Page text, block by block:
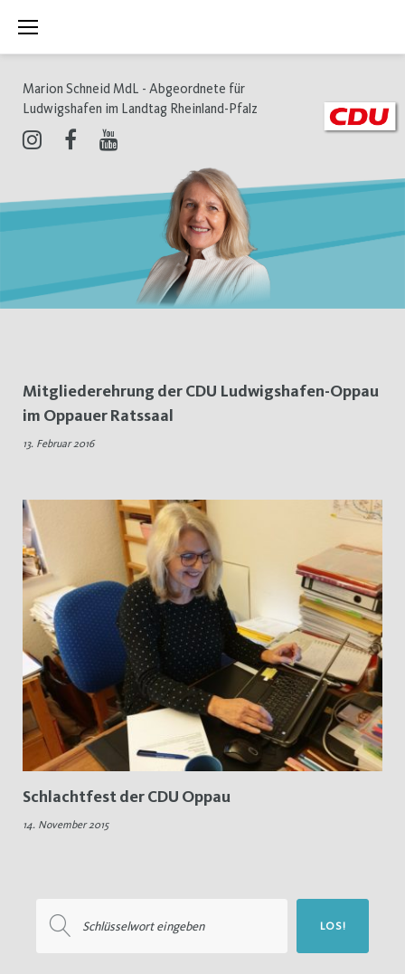
Inhalt
Marion Schneid MdL - Abgeordnete für
Ludwigshafen im Landtag Rheinland-Pfalz
Schlagwort:
CDU
Mitgliederehrung der CDU Ludwigshafen-Oppau
im Oppauer Ratssaal
13. Februar 2016
Schlachtfest der CDU Oppau
14. November 2015
nach:
LOS!